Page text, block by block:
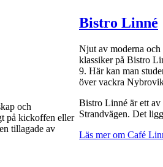
och
på kickoffen eller
tillagade av
Bistro Linné
Njut av moderna och
klassiker på Bistro
9. Här kan man
över vackra
Bistro Linné är ett av
Strandvägen. Det
Läs mer om Café